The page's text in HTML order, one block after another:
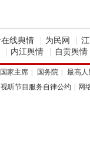
线舆情 | 为民网 |
| 内江舆情 | 自贡舆情
国家主席 国务院
最高人
听节目服务自律公约
网